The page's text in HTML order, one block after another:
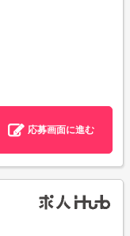
応募画面に進む